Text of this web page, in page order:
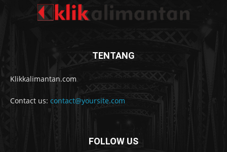
TENTANG
Klikkalimantan.com
Contact us: contact@yoursite.com
FOLLOW US